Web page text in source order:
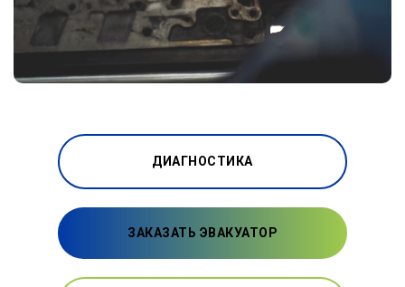
ДИАГНОСТИКА
ЗАКАЗАТЬ ЭВАКУАТОР